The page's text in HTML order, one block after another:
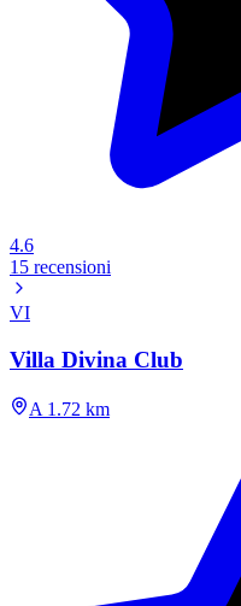
4.6
15 recensioni
VI
Villa Divina Club
A 1.72 km